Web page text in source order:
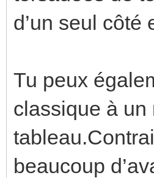
d’un seul côté
Tu peux
classique à un
beaucoup